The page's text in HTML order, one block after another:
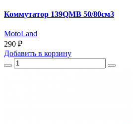
Коммутатор 139QMB 50/80см3
MotoLand
290 ₽
Добавить в корзину